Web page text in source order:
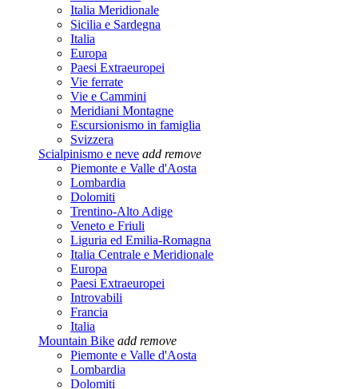
Italia Meridionale
Sicilia e Sardegna
Italia
Europa
Paesi Extraeuropei
Vie ferrate
Vie e Cammini
Meridiani Montagne
Escursionismo in famiglia
Svizzera
Scialpinismo e neve add remove
Piemonte e Valle d'Aosta
Lombardia
Dolomiti
Trentino-Alto Adige
Veneto e Friuli
Liguria ed Emilia-Romagna
Italia Centrale e Meridionale
Europa
Paesi Extraeuropei
Introvabili
Francia
Italia
Mountain Bike add remove
Piemonte e Valle d'Aosta
Lombardia
Dolomiti